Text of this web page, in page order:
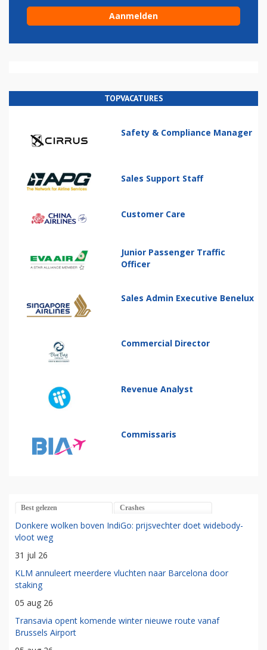
TOPVACATURES
Safety & Compliance Manager
Sales Support Staff
Customer Care
Junior Passenger Traffic
Officer
Sales Admin Executive Benelux
Commercial Director
Revenue Analyst
Commissaris
Best gelezen Crashes
Donkere wolken boven IndiGo: prijsvechter doet widebody-
vloot weg
31 jul 26
KLM annuleert meerdere vluchten naar Barcelona door
staking
05 aug 26
Transavia opent komende winter nieuwe route vanaf
Brussels Airport